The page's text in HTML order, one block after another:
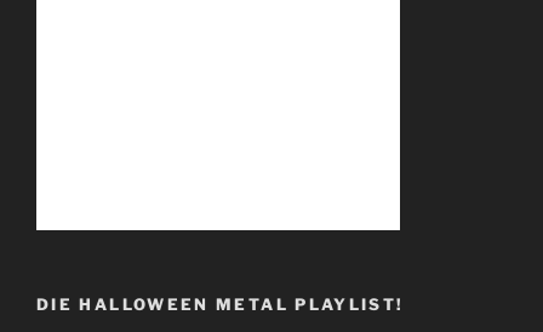
DIE HALLOWEEN METAL PLAYLIST!